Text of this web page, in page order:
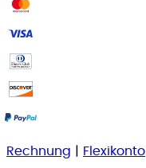
Rechnung Flexikonto